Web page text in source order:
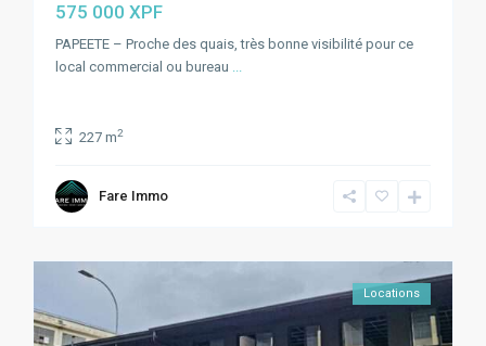
575 000 XPF
PAPEETE – Proche des quais, très bonne visibilité pour ce
local commercial ou bureau ...
227 m2
Fare Immo
Locations